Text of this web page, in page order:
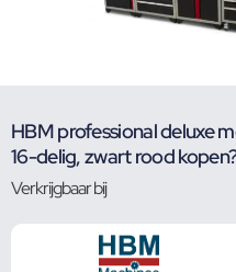
HBM professional deluxe
16-delig, zwart rood
Verkrijgbaar bij